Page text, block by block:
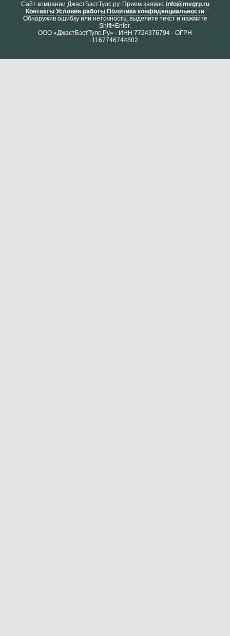
Cайт компании ДжастБэстТулс.ру. Прием заявок: info@mvgrp.ru
Контакты Условия работы Политика конфиденциальности
Обнаружив ошибку или неточность, выделите текст и нажмите
Shift+Enter.
ООО «ДжастБэстТулс.Ру» · ИНН 7724376794 · ОГРН
1167746744802